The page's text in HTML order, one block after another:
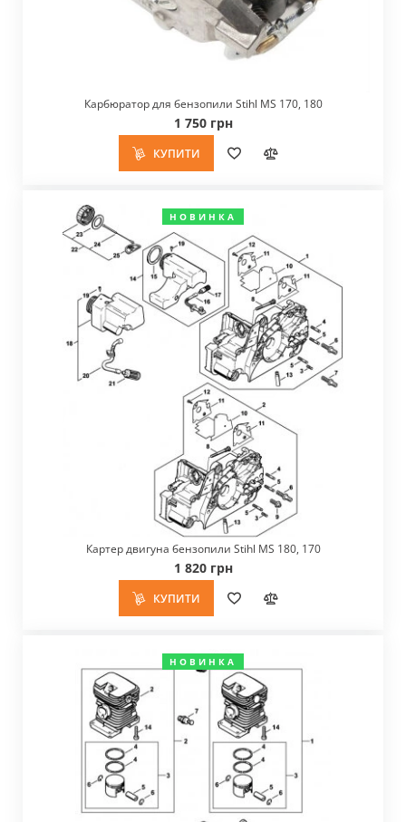
Карбюратор для бензопили Stihl MS 170, 180
1 750 грн
КУПИТИ
НОВИНКА
Картер двигуна бензопили Stihl MS 180, 170
1 820 грн
КУПИТИ
НОВИНКА